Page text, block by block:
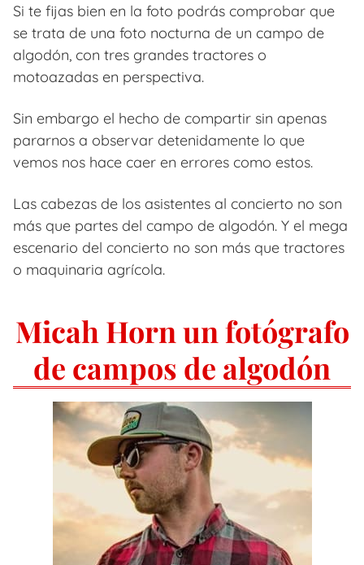
Si te fijas bien en la foto podrás comprobar que
se trata de una foto nocturna de un campo de
algodón, con tres grandes tractores o
motoazadas en perspectiva.
Sin embargo el hecho de compartir sin apenas
pararnos a observar detenidamente lo que
vemos nos hace caer en errores como estos.
Las cabezas de los asistentes al concierto no son
más que partes del campo de algodón. Y el mega
escenario del concierto no son más que tractores
o maquinaria agrícola.
Micah Horn un fotógrafo
de campos de algodón